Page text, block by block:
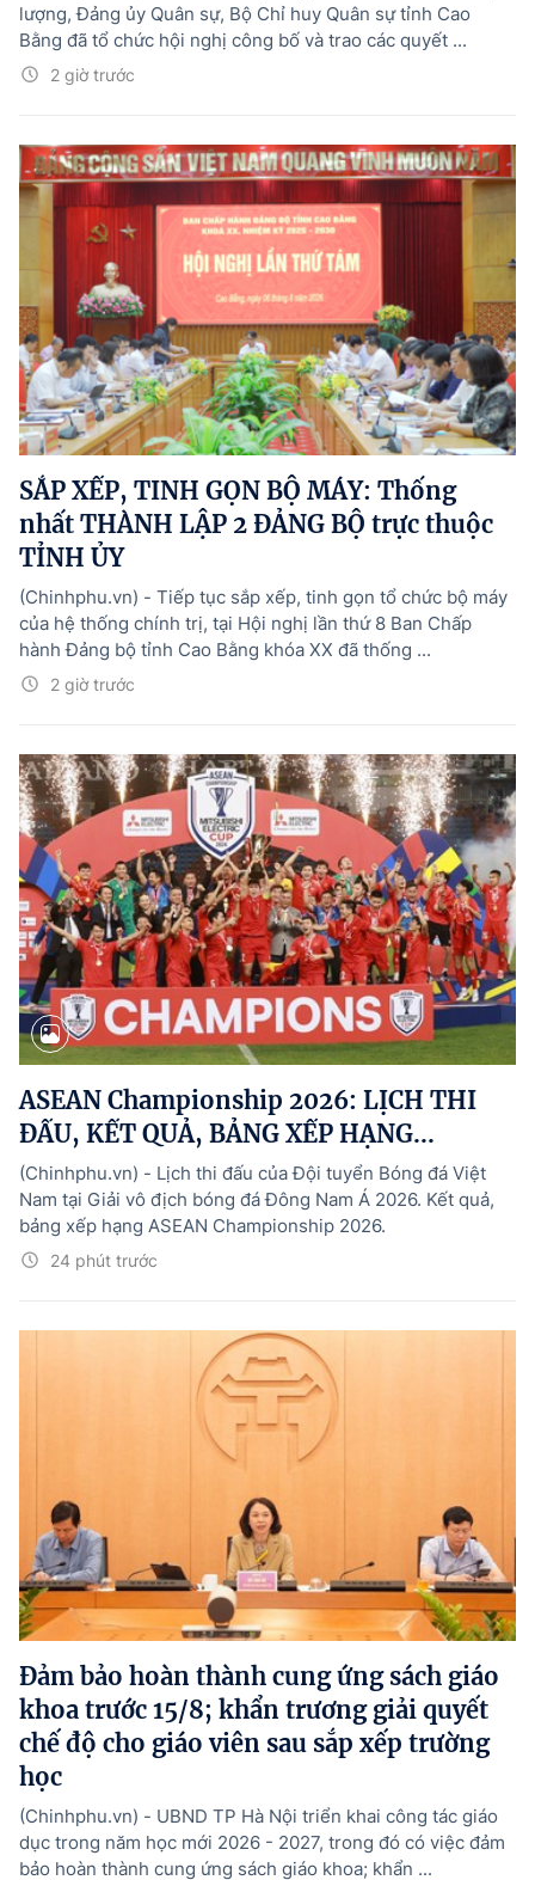
2 giờ trước
lượng, Đảng ủy Quân sự, Bộ Chỉ huy Quân sự tỉnh Cao
Bằng đã tổ chức hội nghị công bố và trao các quyết ...
SẮP XẾP, TINH GỌN BỘ MÁY: Thống
nhất THÀNH LẬP 2 ĐẢNG BỘ trực thuộc
TỈNH ỦY
2 giờ trước
(Chinhphu.vn) - Tiếp tục sắp xếp, tinh gọn tổ chức bộ máy
của hệ thống chính trị, tại Hội nghị lần thứ 8 Ban Chấp
hành Đảng bộ tỉnh Cao Bằng khóa XX đã thống ...
ASEAN Championship 2026: LỊCH THI
ĐẤU, KẾT QUẢ, BẢNG XẾP HẠNG...
24 phút trước
(Chinhphu.vn) - Lịch thi đấu của Đội tuyển Bóng đá Việt
Nam tại Giải vô địch bóng đá Đông Nam Á 2026. Kết quả,
bảng xếp hạng ASEAN Championship 2026.
Đảm bảo hoàn thành cung ứng sách giáo
khoa trước 15/8; khẩn trương giải quyết
chế độ cho giáo viên sau sắp xếp trường
học
(Chinhphu.vn) - UBND TP Hà Nội triển khai công tác giáo
dục trong năm học mới 2026 - 2027, trong đó có việc đảm
bảo hoàn thành cung ứng sách giáo khoa; khẩn ...